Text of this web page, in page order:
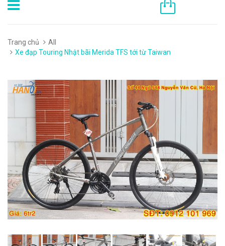
Trang chủ
All
Xe đạp Touring Nhật bãi Merida TFS tới từ Taiwan